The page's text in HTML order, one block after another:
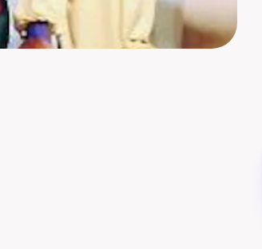
Походы и отдых на природе